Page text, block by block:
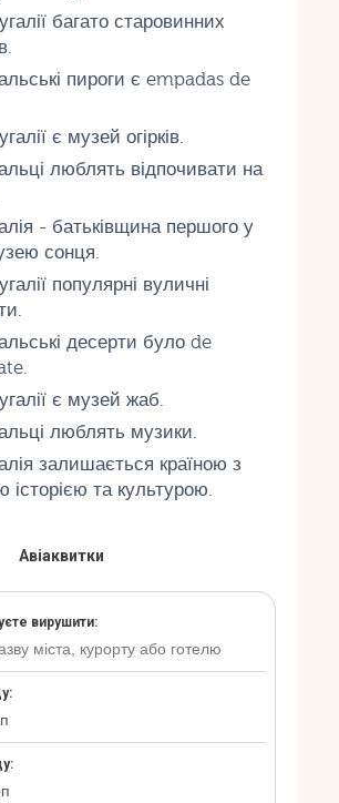
багато старовинних
пироги є empadas de
є музей огірків.
люблять відпочивати на
- ​​батьківщина першого у
сонця.
популярні вуличні
десерти було de
є музей жаб.
люблять музики.
залишається країною з
історією та культурою.